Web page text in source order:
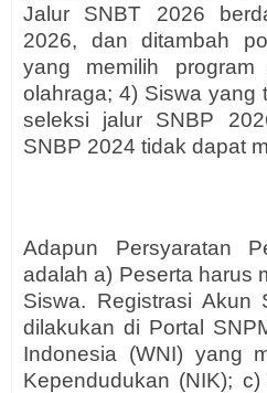
Jalur SNBT 2026
2026, dan ditambah
yang memilih
olahraga; 4) Siswa yang
seleksi jalur SNBP
SNBP 2024 tidak dapat
Adapun Persyaratan
adalah a) Peserta harus
Siswa. Registrasi Akun
dilakukan di Portal
Indonesia (WNI) yang
Kependudukan (NIK);